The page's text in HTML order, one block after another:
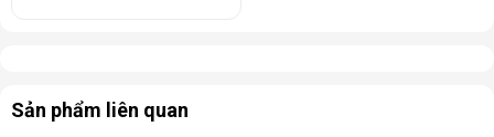
Sản phẩm liên quan